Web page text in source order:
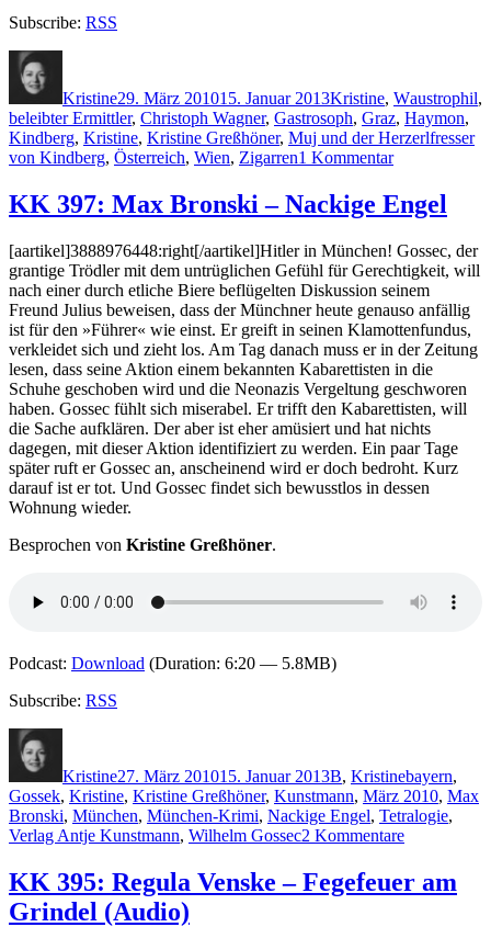
Subscribe: RSS
Kristine29. März 201015. Januar 2013Kristine, Waustrophil,
beleibter Ermittler, Christoph Wagner, Gastrosoph, Graz, Haymon,
Kindberg, Kristine, Kristine Greßhöner, Muj und der Herzerlfresser
von Kindberg, Österreich, Wien, Zigarren1 Kommentarzu
399:
Christoph
–
Muj
und
der
Herzerlfresser
von
Kindberg
KK 397: Max Bronski – Nackige Engel
[aartikel]3888976448:right[/aartikel]Hitler in München! Gossec, der
grantige Trödler mit dem untrüglichen Gefühl für Gerechtigkeit, will
nach einer durch etliche Biere beflügelten Dis­kus­sion seinem
Freund Julius beweisen, dass der Münch­ner heute genauso anfällig
ist für den »Führer« wie einst. Er greift in seinen Klamot­ten­fun­dus,
verkleidet sich und zieht los. Am Tag danach muss er in der Zeitung
lesen, dass seine Aktion einem bekannten Kabarettisten in die
Schuhe geschoben wird und die Neonazis Ver­geltung geschworen
haben. Gossec fühlt sich miserabel. Er trifft den Kabarettisten, will
die Sache aufklären. Der aber ist eher amüsiert und hat nichts
dagegen, mit dieser Aktion identifiziert zu werden. Ein paar Tage
später ruft er Gossec an, anscheinend wird er doch bedroht. Kurz
darauf ist er tot. Und Gossec findet sich bewusstlos in dessen
Wohnung wieder.
Besprochen von Kristine Greßhöner.
Podcast: Download (Duration: 6:20 — 5.8MB)
Subscribe: RSS
Kristine27. März 201015. Januar 2013B, Kristinebayern,
Gossek, Kristine, Kristine Greßhöner, Kunstmann, März 2010, Max
Bronski, München, München-Krimi, Nackige Engel, Tetralogie,
Verlag Antje Kunstmann, Wilhelm Gossec2 Kommentarezu
Max
KK 395: Regula Venske – Fegefeuer am
Grindel (Audio)